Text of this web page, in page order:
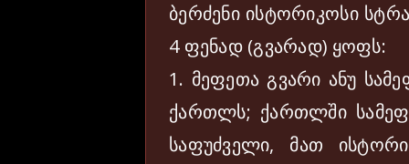
ბერძენი ისტორიკოსი
4 ფენად (გვარად) ყოფს:
1. მეფეთა გვარი ანუ
ქართლს; ქართლში
საფუძველი, მათ